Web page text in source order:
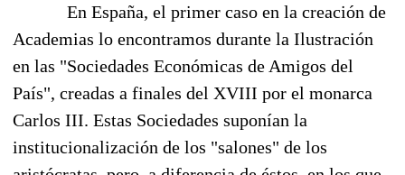
En España, el primer caso en la creación de
Academias lo encontramos durante la Ilustración
en las "Sociedades Económicas de Amigos del
País", creadas a finales del XVIII por el monarca
Carlos III. Estas Sociedades suponían la
institucionalización de los "salones" de los